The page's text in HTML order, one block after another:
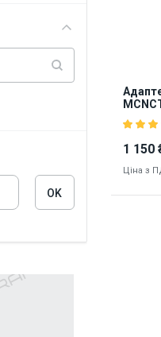
1 150
Ціна з
OK